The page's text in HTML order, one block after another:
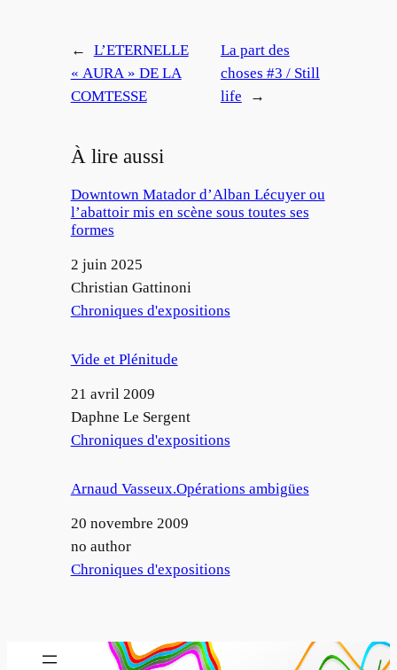
←
L’ETERNELLE
« AURA » DE LA
COMTESSE
La part des
choses #3 / Still
life
→
À lire aussi
Downtown Matador d’Alban Lécuyer ou
l’abattoir mis en scène sous toutes ses
formes
Date
2 juin 2025
Auteur
Christian Gattinoni
Par rapport à
Chroniques d'expositions
Vide et Plénitude
Date
21 avril 2009
Auteur
Daphne Le Sergent
Par rapport à
Chroniques d'expositions
Arnaud Vasseux.Opérations ambigües
Date
20 novembre 2009
Auteur
no author
Par rapport à
Chroniques d'expositions